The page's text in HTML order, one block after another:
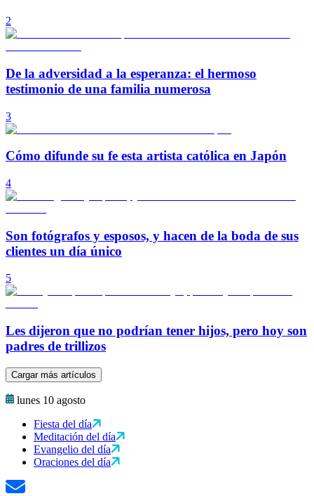
2
De la adversidad a la esperanza: el hermoso
testimonio de una familia numerosa
3
Cómo difunde su fe esta artista católica en Japón
4
Son fotógrafos y esposos, y hacen de la boda de sus
clientes un día único
5
Les dijeron que no podrían tener hijos, pero hoy son
padres de trillizos
Cargar más artículos
lunes 10 agosto
Fiesta del día
Meditación del día
Evangelio del día
Oraciones del día